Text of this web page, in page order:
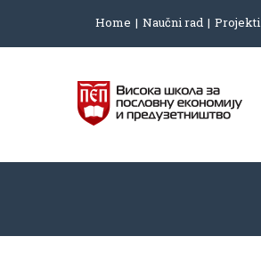
Home Naučni rad Projekti